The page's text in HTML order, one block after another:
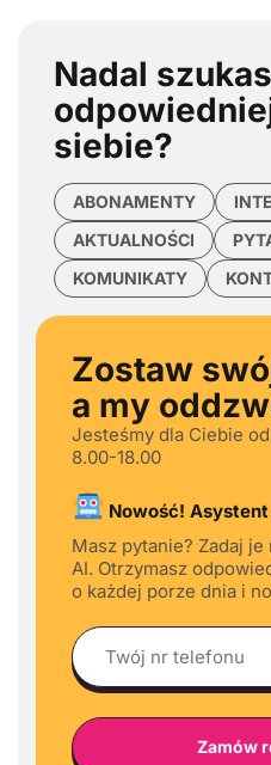
Nadal
siebie?
ABONAMENTY
AKTUALNOŚCI
KOMUNIKATY
Zostaw
a my
Jesteśmy dla Ciebie
8.00-18.00
Nowość!
Masz pytanie? Zadaj
AI. Otrzymasz
o każdej porze dnia i